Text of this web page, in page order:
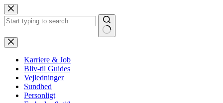
Fortsæt
til
indhold
Ingen
resultater
Karriere & Job
Bliv-til Guides
Vejledninger
Sundhed
Personligt